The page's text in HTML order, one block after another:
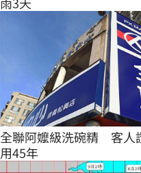
全聯阿嬤級洗碗精　客人
用45年